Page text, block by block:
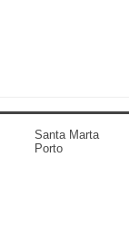
Santa Marta
Porto